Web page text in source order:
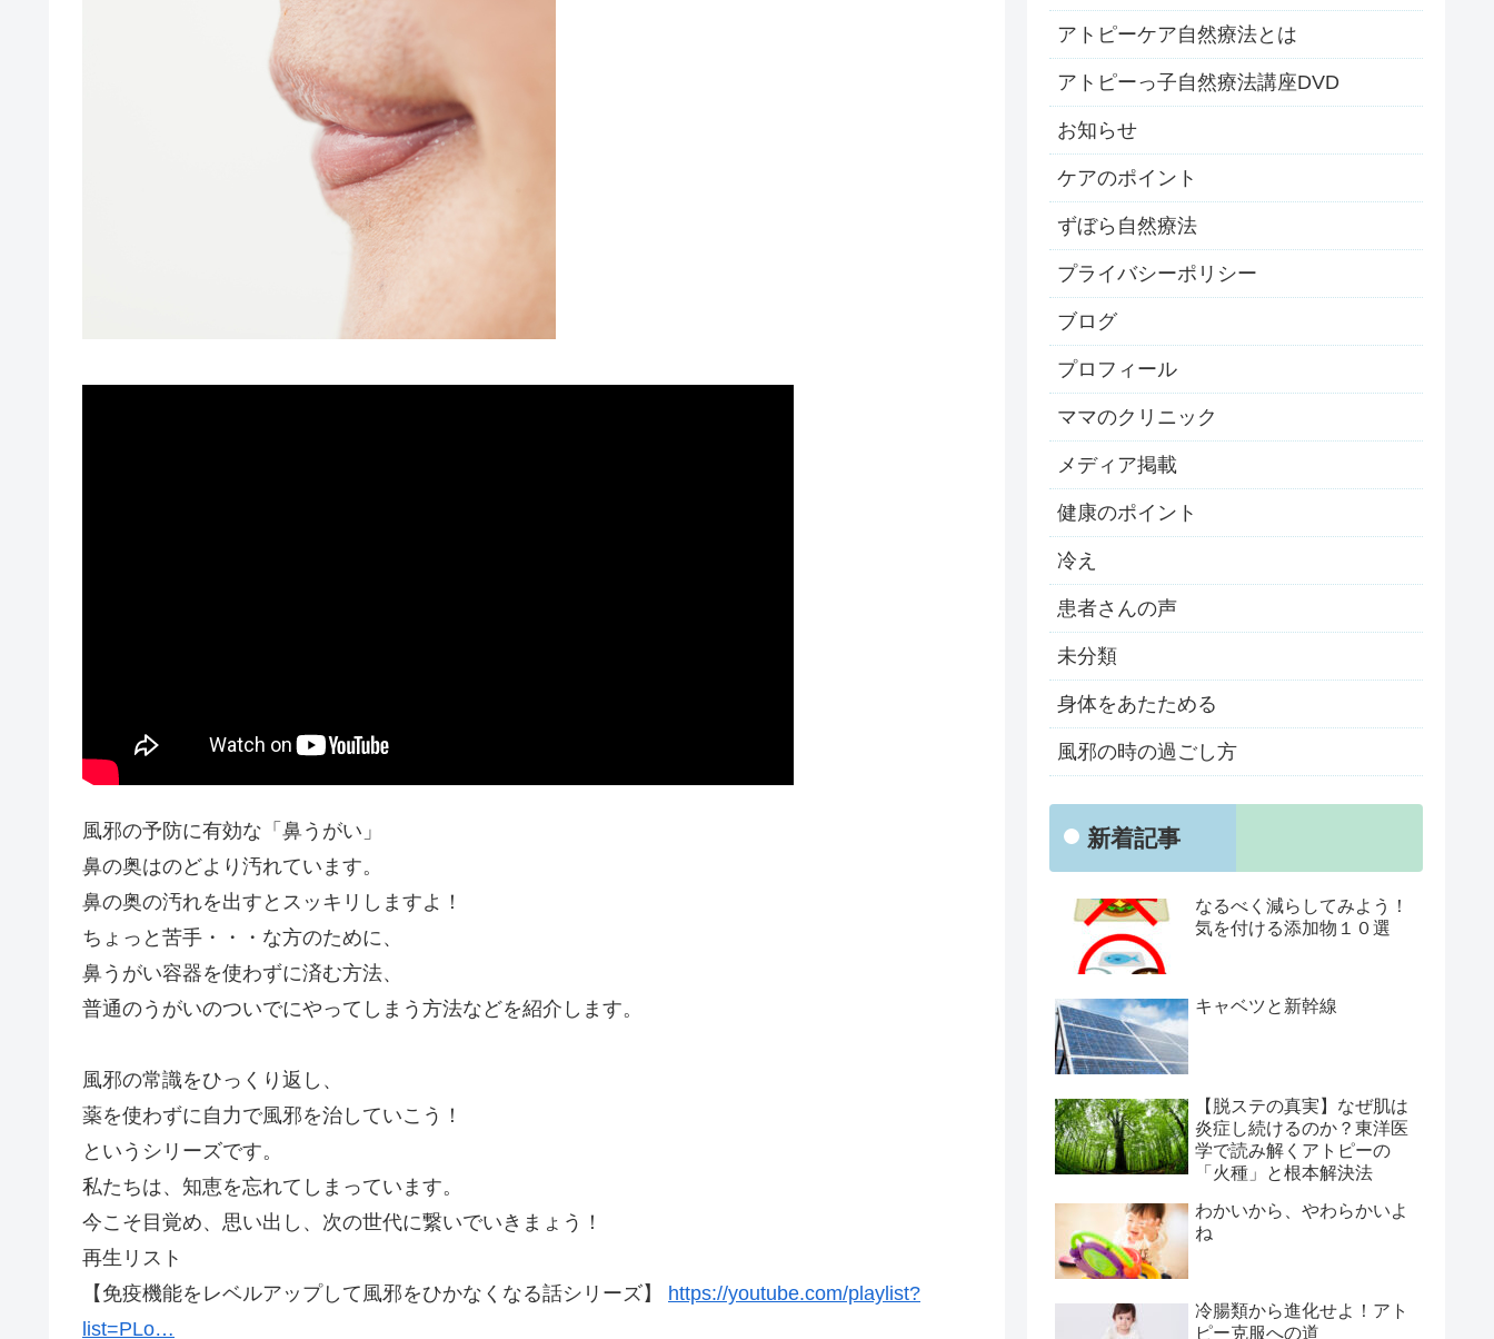
風邪の予防に有効な「鼻うがい」
鼻の奥はのどより汚れています。
鼻の奥の汚れを出すとスッキリしますよ！
ちょっと苦手・・・な方のために、
鼻うがい容器を使わずに済む方法、
普通のうがいのついでにやってしまう方法などを紹介します。
風邪の常識をひっくり返し、
薬を使わずに自力で風邪を治していこう！
というシリーズです。
私たちは、知恵を忘れてしまっています。
今こそ目覚め、思い出し、次の世代に繋いでいきまょう！
再生リスト
【免疫機能をレベルアップして風邪をひかなくなる話シリーズ】 https://youtube.com/playlist?
list=PLo…
アトピーケア自然療法とは
アトピーっ子自然療法講座DVD
お知らせ
ケアのポイント
ずぼら自然療法
プライバシーポリシー
ブログ
プロフィール
ママのクリニック
メディア掲載
健康のポイント
冷え
患者さんの声
未分類
身体をあたためる
風邪の時の過ごし方
新着記事
なるべく減らしてみよう！
気を付ける添加物１０選
キャベツと新幹線
【脱ステの真実】なぜ肌は
炎症し続けるのか？東洋医
学で読み解くアトピーの
「火種」と根本解決法
わかいから、やわらかいよ
ね
冷腸類から進化せよ！アト
ピー克服への道